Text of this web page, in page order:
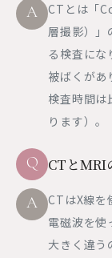
A
CTとは「
層撮影）」
る検査にな
被ばくがあ
検査時間は
ります）。
Q CTとMRI
A
CTはX線を
電磁波を使
大きく違う